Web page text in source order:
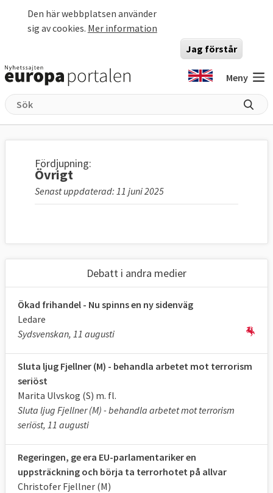
Den här webbplatsen använder
sig av cookies. Mer information
Jag förstår
Meny
Fördjupning:
Övrigt
Senast uppdaterad: 11 juni 2025
Debatt i andra medier
Ökad frihandel - Nu spinns en ny sidenväg
Ledare
Sydsvenskan, 11 augusti
Sluta ljug Fjellner (M) - behandla arbetet mot terrorism
seriöst
Marita Ulvskog (S) m. fl.
Sluta ljug Fjellner (M) - behandla arbetet mot terrorism
seriöst, 11 augusti
Regeringen, ge era EU-parlamentariker en
uppsträckning och börja ta terrorhotet på allvar
Christofer Fjellner (M)